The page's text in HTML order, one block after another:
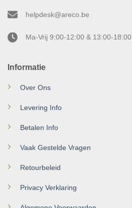
Informatie
Over Ons
Levering Info
Betalen Info
Vaak Gestelde Vragen
Retourbeleid
Privacy Verklaring
helpdesk@areco.be
Ma-Vrij 9:00-12:00 & 13:00-18:00